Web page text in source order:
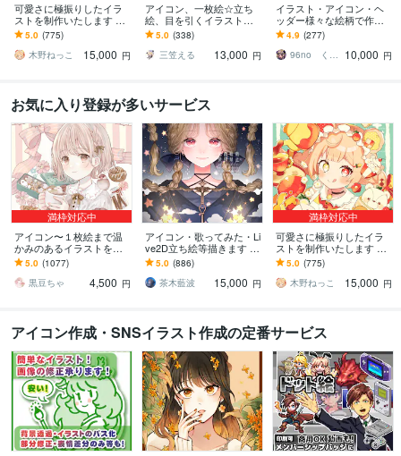
可愛さに極振りしたイラ
ストを制作いたします ★
商用利用＆二次利用込
み！ミニキャラは小物２
点まで無料！★
5.0 (775)
木野ねっこ
15,000 円
アイコン、一枚絵☆立ち
絵、目を引くイラスト描
きます イリアム、サム
ネ、live2D、YouTube、歌
ってみたも
5.0 (338)
三笠える
13,000 円
イラスト・アイコン・ヘ
ッダー様々な絵柄で作成
します 商用可！似顔絵・
ブログ・インスタ・動画
配信サムネ等用途様々！
4.9 (277)
96no くろの
10,000 円
お気に入り登録が多いサービス
満枠対応中
アイコン〜１枚絵まで温
かみのあるイラストを描
きます ★ココナラ自体が
初めての方も、お気軽に
ご相談ください♪★
5.0 (1077)
黒豆ちゃ
4,500 円
アイコン・歌ってみた・Li
ve2D立ち絵等描きます ち
びキャラや配信用イラス
ト等、幅広く制作してい
ます！
5.0 (886)
茶木藍波
15,000 円
満枠対応中
可愛さに極振りしたイラ
ストを制作いたします ★
商用利用＆二次利用込
み！ミニキャラは小物２
点まで無料！★
5.0 (775)
木野ねっこ
15,000 円
アイコン作成・SNSイラスト作成の定番サービス